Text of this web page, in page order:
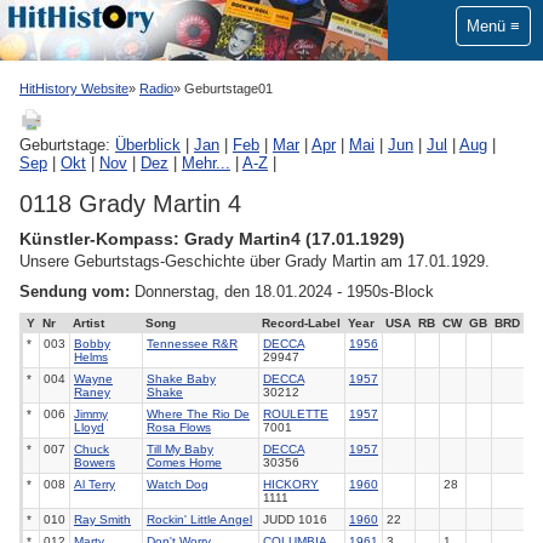
Menü
HitHistory Website Radio Geburtstage01
Geburtstage: Überblick Jan Feb Mar| Apr| Mai Jun Jul Aug
Sep
Okt Nov Dez Mehr... A-Z
0118 Grady Martin 4
Künstler-Kompass: Grady Martin4 (17.01.1929)
Unsere Geburtstags-Geschichte über Grady Martin am 17.01.1929.
Sendung vom: Donnerstag, den 18.01.2024 - 1950s-Block
Y Nr Artist Song Record-Label Year USA RB CW GB
BRD
*
003
Bobby
Helms
Tennessee R&R
DECCA
29947
1956
* 004
Wayne
Raney
Shake Baby
Shake
DECCA
30212
1957
* 006
Jimmy
Lloyd
Where The Rio De
Rosa Flows
ROULETTE
7001
1957
* 007
Chuck
Bowers
Till My Baby
Comes Home
DECCA
30356
1957
* 008 Al Terry Watch Dog
HICKORY
1111
1960 28
* 010 Ray Smith Rockin' Little Angel JUDD 1016 1960
22